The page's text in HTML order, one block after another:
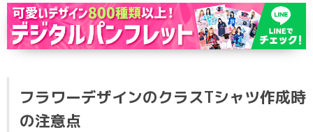
フラワーデザインのクラスTシャツ作成時
の注意点
ラグビーユニフォーム
フルカラー
部活動